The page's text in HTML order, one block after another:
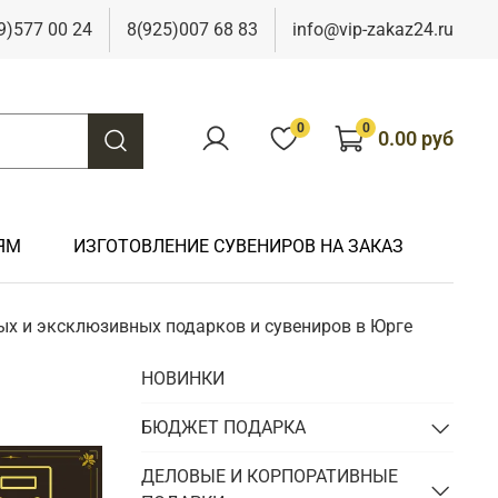
00 24 8(925)007 68 83 info@vip-zakaz24.ru
0 0 0.00 руб
Подарки на юбилей
Подарки химику
Подарки чиновнику/госслужащему
шахтеру
электрику
Подарки к Пасхе
Подарки рыбаку
ИЗГОТОВЛЕНИЕ СУВЕНИРОВ НА ЗАКАЗ
и эксклюзивных подарков и сувениров в Юрге
НОВИНКИ
БЮДЖЕТ ПОДАРКА
ДЕЛОВЫЕ И КОРПОРАТИВНЫЕ